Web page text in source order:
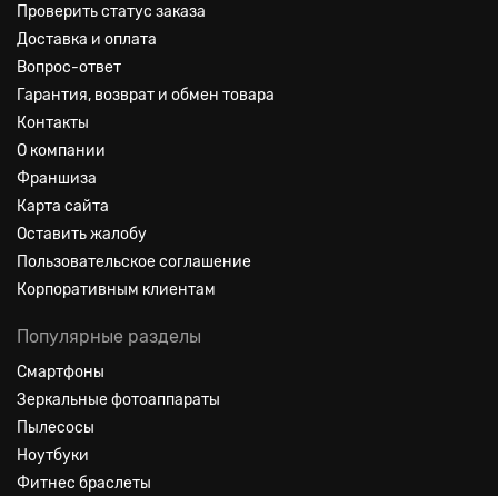
Проверить статус заказа
Доставка и оплата
Вопрос-ответ
Гарантия, возврат и обмен товара
Контакты
О компании
Франшиза
Карта сайта
Оставить жалобу
Пользовательское соглашение
Корпоративным клиентам
Популярные разделы
Смартфоны
Зеркальные фотоаппараты
Пылесосы
Ноутбуки
Фитнес браслеты